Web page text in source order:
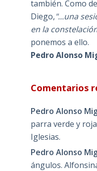
también. Como
Diego,"...una
en la
ponemos a ello.
Pedro Alonso
Comentarios
Pedro Alonso
parra verde y
Iglesias.
Pedro Alonso
ángulos.